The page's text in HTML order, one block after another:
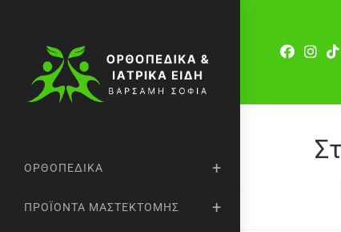
ΟΡΘΟΠΕΔΙΚΆ
ΠΡΟΪΌΝΤΑ ΜΑΣΤΕΚΤΟΜΉΣ